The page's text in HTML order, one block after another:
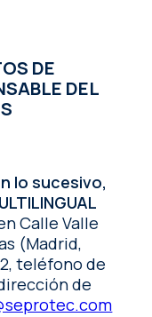
DE
DEL
lo sucesivo,
Calle Valle
(Madrid,
teléfono de
de